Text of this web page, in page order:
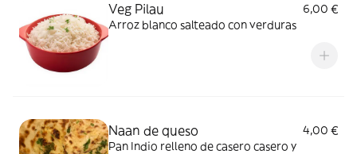
Veg Pilau
6,00 €
Arroz blanco salteado con verduras
Naan de queso
4,00 €
Pan Indio relleno de casero casero y